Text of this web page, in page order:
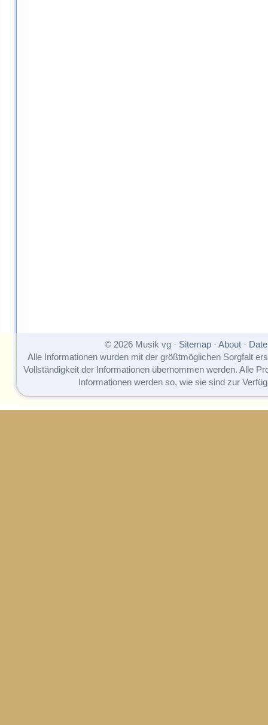
© 2026 Musik vg · Sitemap· About·
Alle Informationen wurden mit der größtmöglichen Sorgfalt
Vollständigkeit der Informationen übernommen werden. Alle
Informationen werden so, wie sie sind zur